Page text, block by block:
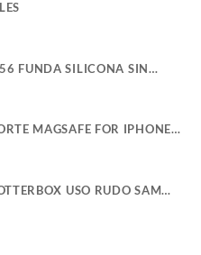
FUNDA SILICONA SIN
SAMSUNG
MAGSAFE FOR IPHONE
USO RUDO SAM
S26 ULTRA